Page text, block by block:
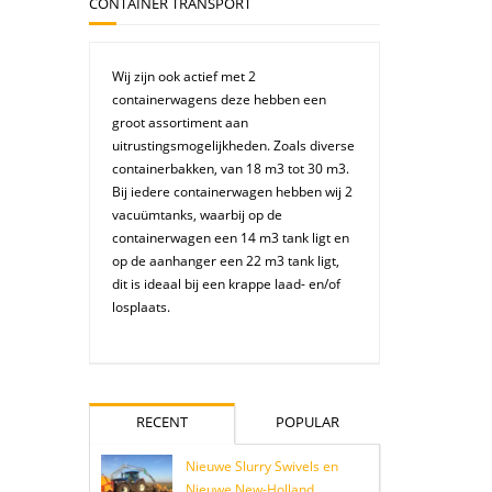
Wij zijn ook actief met 2
containerwagens deze hebben een
groot assortiment aan
uitrustingsmogelijkheden. Zoals diverse
containerbakken, van 18 m3 tot 30 m3.
Bij iedere containerwagen hebben wij 2
vacuümtanks, waarbij op de
containerwagen een 14 m3 tank ligt en
op de aanhanger een 22 m3 tank ligt,
dit is ideaal bij een krappe laad- en/of
losplaats.
RECENT POPULAR
Nieuwe Slurry Swivels en